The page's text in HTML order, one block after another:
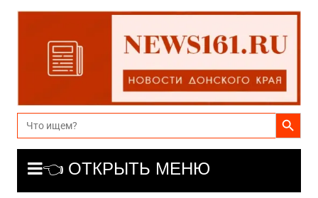
Перейти
содержимому
Search
for:
Search Button
👈 ОТКРЫТЬ МЕНЮ